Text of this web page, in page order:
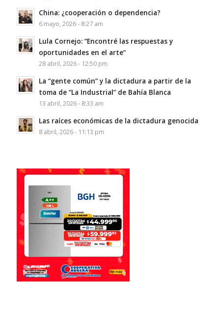
China: ¿cooperación o dependencia?
6 mayo, 2026 - 8:27 am
Lula Cornejo: “Encontré las respuestas y
oportunidades en el arte”
28 abril, 2026 - 12:50 pm
La “gente común” y la dictadura a partir de la
toma de “La Industrial” de Bahía Blanca
13 abril, 2026 - 8:33 am
Las raíces económicas de la dictadura genocida
8 abril, 2026 - 11:13 pm